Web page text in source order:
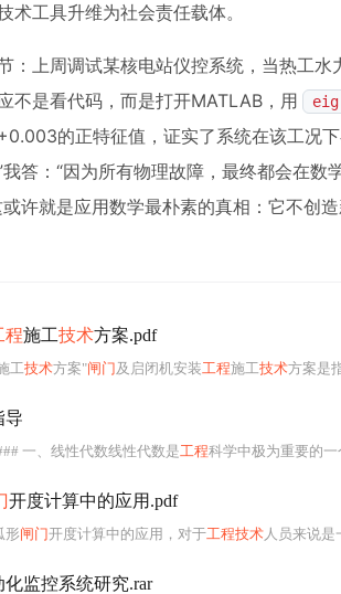
术工具升维为社会责任载体。
：上周调试某核电站仪控系统，当热工
不是看代码，而是打开MATLAB，用
的正特征值，证实了系统在该工况
答：“因为所有物理故障，最终都会在
许就是应用数学最朴素的真相：它不创
程施工技术方案.pdf
工技术方案"闸门及启闭机安装工程施工技术方案是
导
一、线性代数线性代数是工程科学中极为重要的一个分支
开度计算中的应用.pdf
形闸门开度计算中的应用，对于工程技术人员来说是
化监控系统研究.rar